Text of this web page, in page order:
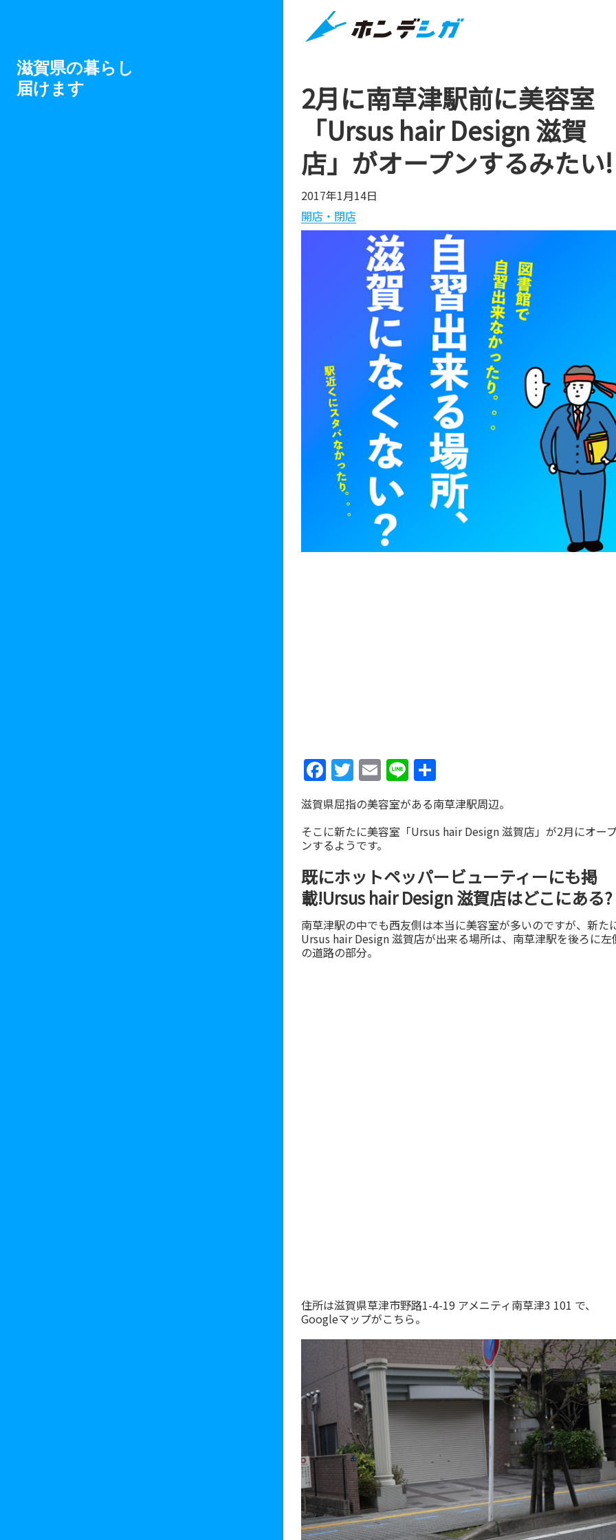
2月に南草津駅前に美容室
「Ursus hair Design 滋賀
店」がオープンするみたい!
2017年1月14日
開店・閉店
Facebook
Twitter
Email
Line
有
滋賀県屈指の美容室がある南草津駅周辺。
そこに新たに美容室「Ursus hair Design 滋賀店」が2月にオー
ンするようです。
既にホットペッパービューティーにも掲
載!Ursus hair Design 滋賀店はどこにある?
南草津駅の中でも西友側は本当に美容室が多いのですが、新た
Ursus hair Design 滋賀店が出来る場所は、南草津駅を後ろに左
の道路の部分。
住所は滋賀県草津市野路1-4-19 アメニティ南草津3 101 で、
Googleマップがこちら。
滋賀県の暮らし
届けます